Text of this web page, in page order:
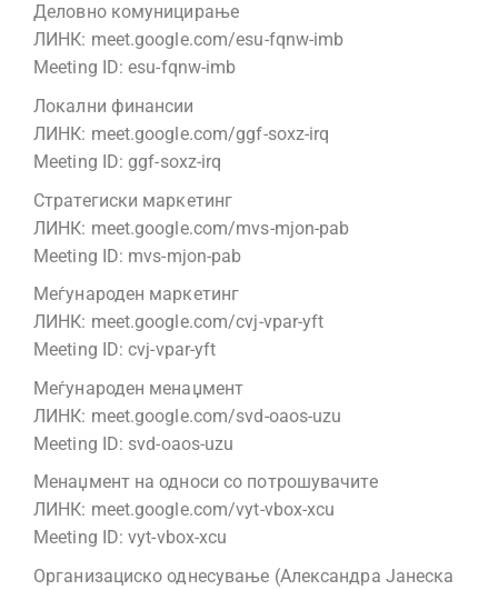
Деловно комуницирање
ЛИНК: meet.google.com/esu-fqnw-imb
Meeting ID: esu-fqnw-imb
Локални финансии
ЛИНК: meet.google.com/ggf-soxz-irq
Meeting ID: ggf-soxz-irq
Стратегиски маркетинг
ЛИНК: meet.google.com/mvs-mjon-pab
Meeting ID: mvs-mjon-pab
Меѓународен маркетинг
ЛИНК: meet.google.com/cvj-vpar-yft
Meeting ID: cvj-vpar-yft
Меѓународен менаџмент
ЛИНК: meet.google.com/svd-oaos-uzu
Meeting ID: svd-oaos-uzu
Менаџмент на односи со потрошувачите
ЛИНК: meet.google.com/vyt-vbox-xcu
Meeting ID: vyt-vbox-xcu
Организациско однесување (Александра Јанеска